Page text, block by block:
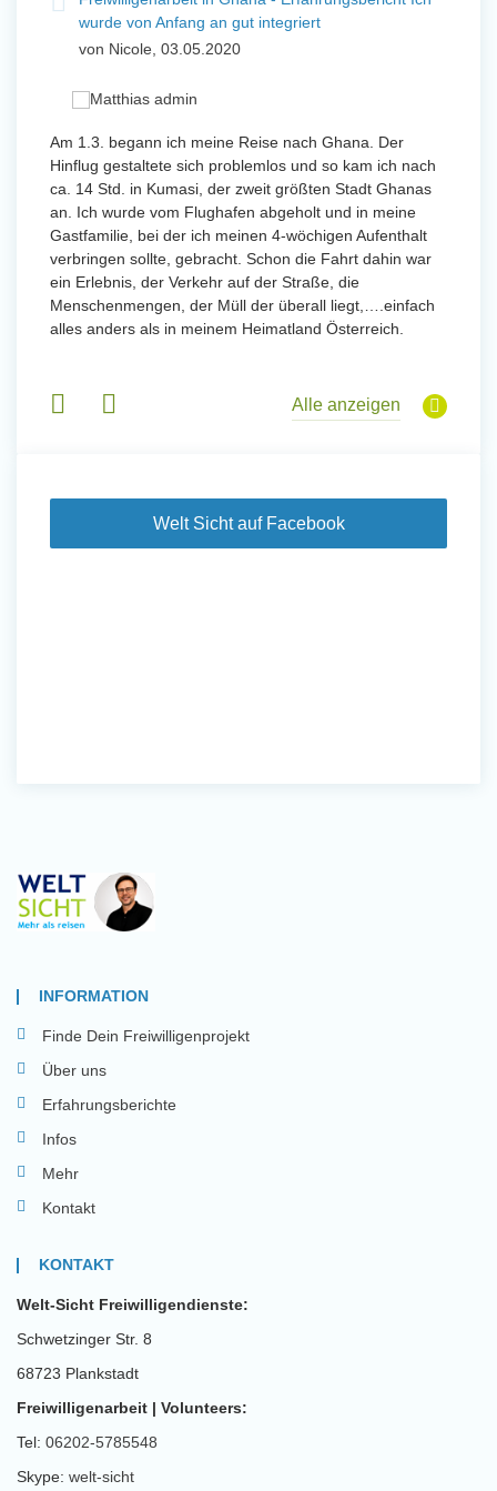
wurde von Anfang an gut integriert
von Nicole, 03.05.2020
Am 1.3. begann ich meine Reise nach Ghana. Der
Hinflug gestaltete sich problemlos und so kam ich nach
ca. 14 Std. in Kumasi, der zweit größten Stadt Ghanas
an. Ich wurde vom Flughafen abgeholt und in meine
Gastfamilie, bei der ich meinen 4-wöchigen Aufenthalt
verbringen sollte, gebracht. Schon die Fahrt dahin war
ein Erlebnis, der Verkehr auf der Straße, die
Menschenmengen, der Müll der überall liegt,….einfach
alles anders als in meinem Heimatland Österreich.
Alle anzeigen
Welt Sicht auf Facebook
INFORMATION
Finde Dein Freiwilligenprojekt
Über uns
Erfahrungsberichte
Infos
Mehr
Kontakt
KONTAKT
Welt-Sicht Freiwilligendienste:
Schwetzinger Str. 8
68723 Plankstadt
Freiwilligenarbeit | Volunteers:
Tel: 06202-5785548
Skype: welt-sicht